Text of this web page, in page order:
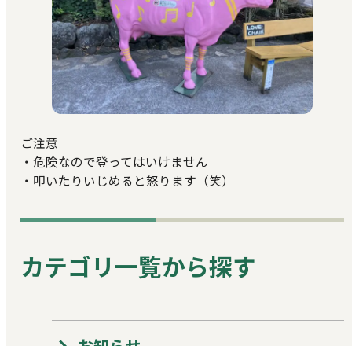
ご注意
・危険なので登ってはいけません
・叩いたりいじめると怒ります（笑）
カテゴリ一覧から探す